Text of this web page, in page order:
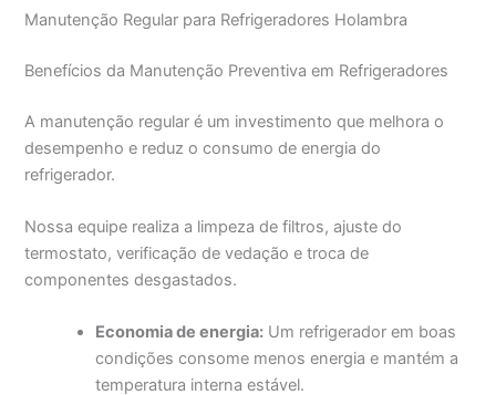
Manutenção Regular para Refrigeradores Holambra
Benefícios da Manutenção Preventiva em Refrigeradores
A manutenção regular é um investimento que melhora o
desempenho e reduz o consumo de energia do
refrigerador.
Nossa equipe realiza a limpeza de filtros, ajuste do
termostato, verificação de vedação e troca de
componentes desgastados.
Economia de energia: Um refrigerador em boas
condições consome menos energia e mantém a
temperatura interna estável.